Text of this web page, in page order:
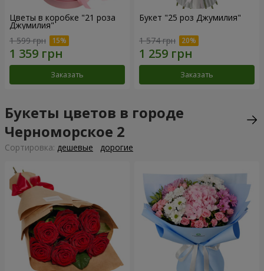
Цветы в коробке "21 роза
Джумилия"
1 599 грн
Заказать
Букет "25 роз Джумилия"
1 574 грн
Заказать
Букеты цветов в городе
Черноморское 2
Cортировка: дешевые дорогие